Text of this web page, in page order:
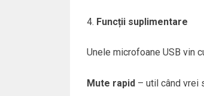
Funcții suplimentare
Unele microfoane USB vin
Mute rapid– util când vrei